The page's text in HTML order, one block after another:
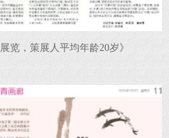
览，策展人平均年龄20岁》